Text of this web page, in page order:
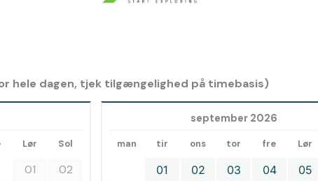
hele dagen, tjek tilgængelighed på timebasis)
Lør Sol
01
02
september 2026
man tir ons tor fre Lør
01 02 03 04 05